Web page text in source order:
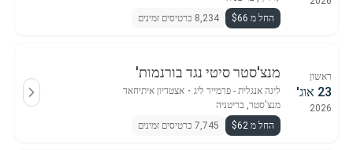
החל מ $66
8,234 כרטיסים זמינים
ראשון
23 אוג'
2026
מנצ'סטר סיטי נגד בורנמות'
ליגה אנגלית - פרמייר ליג ・ אצטדיון איתיחאד
מנצ'סטר, בריטניה
החל מ $62
7,745 כרטיסים זמינים